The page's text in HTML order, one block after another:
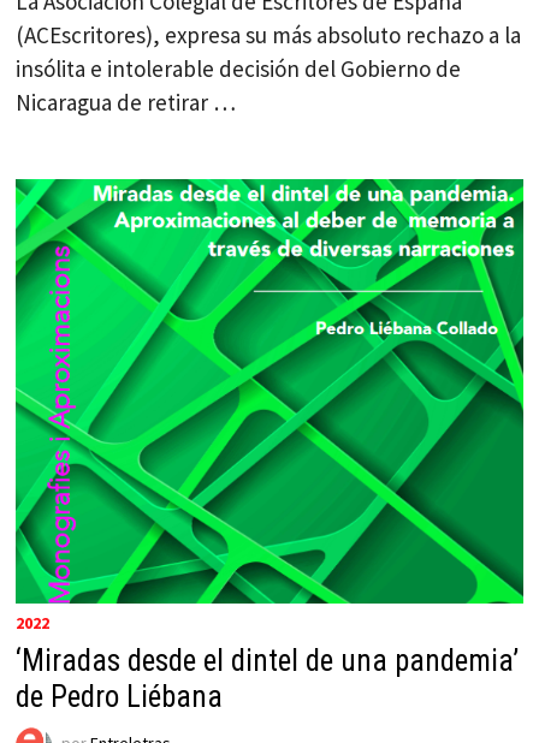
(ACEscritores), expresa su más absoluto rechazo a la
insólita e intolerable decisión del Gobierno de
Nicaragua de retirar …
2022
‘Miradas desde el dintel de una pandemia’
de Pedro Liébana